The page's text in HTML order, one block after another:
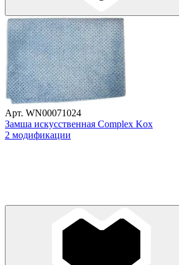
Арт. WN00071024
Замша искусственная Complex Kox
2 модификации